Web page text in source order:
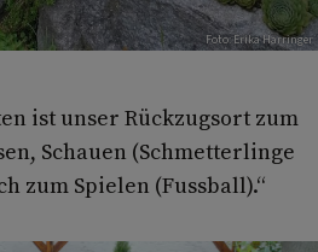
Foto: Erika Harringer
ist unser Rückzugsort zum
Schauen (Schmetterlinge
zum Spielen (Fussball).“